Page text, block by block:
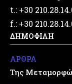
t.: +30
f.: +30
ΔΗΜΟΦΙΛΗ
ΑΡΘΡΑ
Της